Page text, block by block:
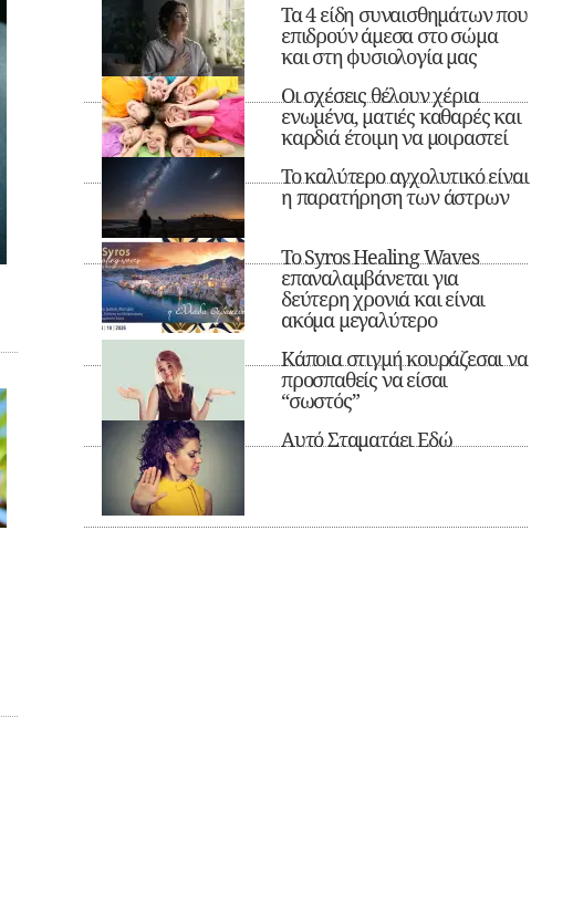
Τα 4 είδη συναισθημάτων που
επιδρούν άμεσα στο σώμα
και στη φυσιολογία μας
Οι σχέσεις θέλουν χέρια
ενωμένα, ματιές καθαρές και
καρδιά έτοιμη να μοιραστεί
Το καλύτερο αγχολυτικό είναι
η παρατήρηση των άστρων
Το Syros Healing Waves
επαναλαμβάνεται για
δεύτερη χρονιά και είναι
ακόμα μεγαλύτερο
Κάποια στιγμή κουράζεσαι να
προσπαθείς να είσαι
“σωστός”
Αυτό Σταματάει Εδώ